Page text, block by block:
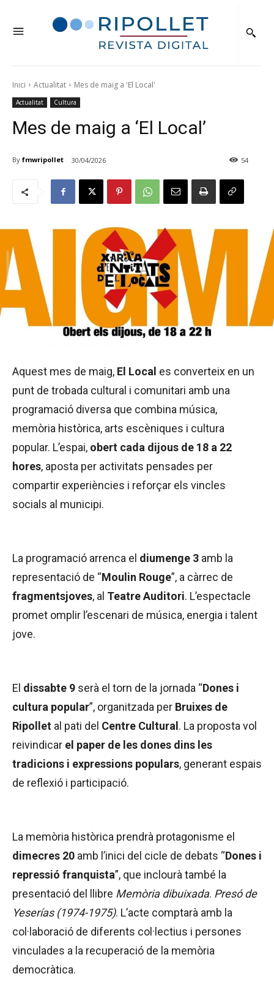
Inici Actualitat Mes de maig a 'El Local'
Actualitat Cultura
Mes de maig a ‘El Local’
By fmwripollet 30/04/2026 54
Aquest mes de maig, El Local es converteix en un
punt de trobada cultural i comunitari amb una
programació diversa que combina música,
memòria històrica, arts escèniques i cultura
popular. L’espai, obert cada dijous de 18 a 22
hores, aposta per activitats pensades per
compartir experiències i reforçar els vincles
socials al municipi.
La programació arrenca el diumenge 3 amb la
representació de “Moulin Rouge”, a càrrec de
fragmentsjoves, al Teatre Auditori. L’espectacle
promet omplir l’escenari de música, energia i talent
jove.
El dissabte 9 serà el torn de la jornada “Dones i
cultura popular”, organitzada per Bruixes de
Ripollet al pati del Centre Cultural . La proposta vol
reivindicar el paper de les dones dins les
tradicions i expressions populars, generant espais
de reflexió i participació.
La memòria històrica prendrà protagonisme el
dimecres 20 amb l’inici del cicle de debats “Dones i
repressió franquista”, que inclourà també la
presentació del llibre Memòria dibuixada. Presó de
Yeserías (1974-1975). L’acte comptarà amb la
col·laboració de diferents col·lectius i persones
vinculades a la recuperació de la memòria
democràtica.